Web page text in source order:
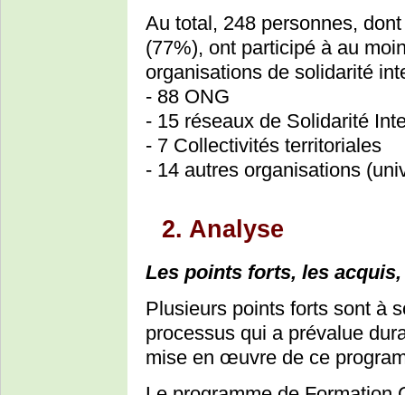
Au total, 248 personnes,
(77%), ont participé à au
organisations de solidarité
- 88 ONG
- 15 réseaux de Solidarité
- 7 Collectivités territoriales
- 14 autres organisations
2. Analyse
Les points forts, les
Plusieurs points forts sont à
processus qui a prévalue
mise en œuvre de ce